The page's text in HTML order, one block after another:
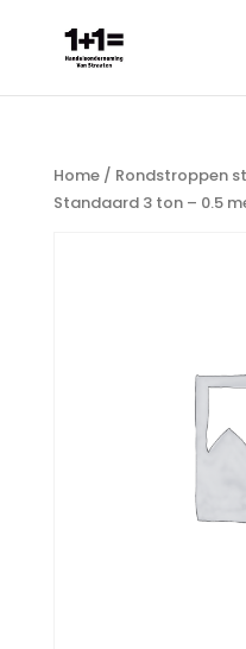
Home/ Rondstroppen
Standaard 3 ton – 0.5